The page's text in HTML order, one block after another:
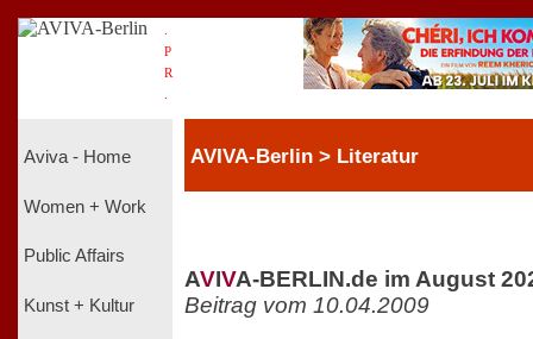
P
R
Aviva - Home
Women + Work
Public Affairs
Kunst + Kultur
AVIVA-Berlin > Literatur
AVIVA-BERLIN.de im August
Beitrag vom 10.04.2009